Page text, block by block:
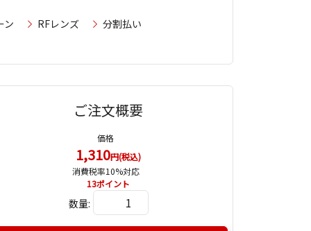
ン RFレンズ 分割払い
ご注文概要
価格
1,310円(税込)
消費税率10%対応
13ポイント
数量: